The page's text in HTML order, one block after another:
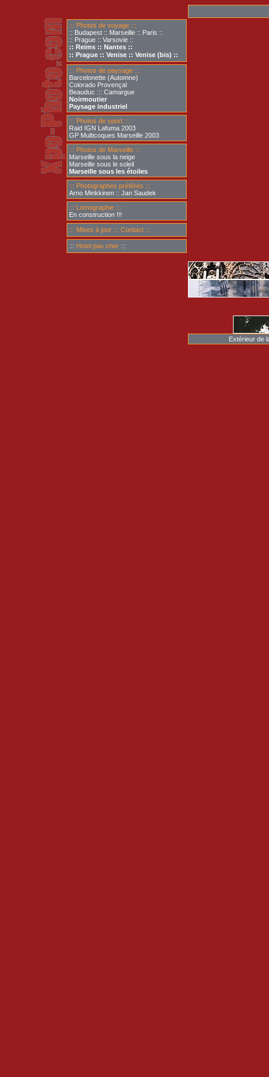
::: Photos de voyage :::
:: Budapest :: Marseille :: Paris ::
:: Prague :: Varsovie ::
:: Reims :: Nantes ::
:: Prague :: Venise :: Venise (bis) ::
::: Photos de paysage :::
Barcelonette (Automne)
Colorado Provençal
Beauduc ::: Camargue
Noirmoutier
Paysage industriel
::: Photos de sport :::
Raid IGN Lafuma 2003
GP Multicoques Marseille 2003
::: Photos de Marseille :::
Marseille sous la neige
Marseille sous le soleil
Marseille sous les étoiles
::: Photographes préférés :::
Arno Minkkinen :: Jan Saudek
::: Lomographie :::
En construction !!!
::: Mises à jour ::: Contact :::
::: Hotel pas cher :::
Extérieur de